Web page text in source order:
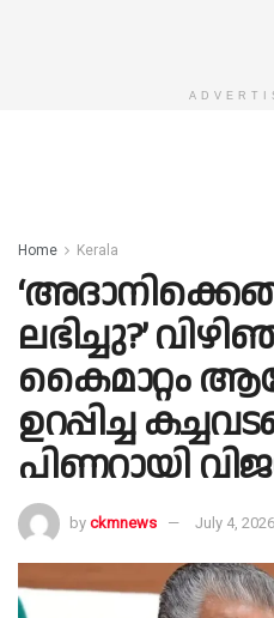
Home Kerala
ലഭിച്ചു?’
കൈമാറ്റം
ഉറപ്പിച്ച
പിണറായി
by ckmnews July 4, 2026